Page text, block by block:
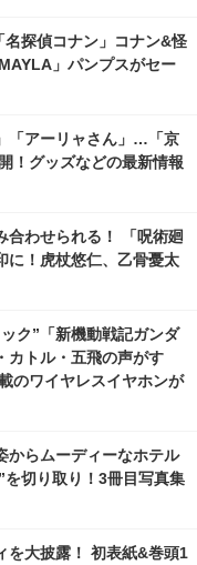
探偵コナン」コナン&怪
」パンプスがセー
「アーリャさん」…「京
！グッズなどの最新情報
合わせられる！ 「呪術廻
に！虎杖悠仁、乙骨憂太
ク”「新機動戦記ガンダ
カトル・五飛の声がす
のワイヤレスイヤホンが
からムーディーなホテル
切り取り！3冊目写真集
を大披露！ 初表紙&巻頭1